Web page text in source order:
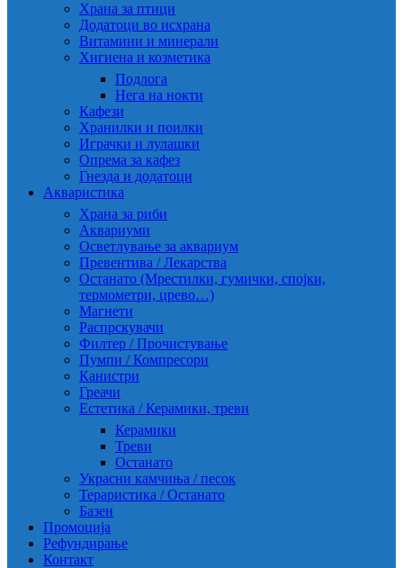
Храна за птици
Додатоци во исхрана
Витамини и минерали
Хигиена и козметика
Подлога
Нега на нокти
Кафези
Хранилки и поилки
Играчки и лулашки
Опрема за кафез
Гнезда и додатоци
Акваристика
Храна за риби
Аквариуми
Осветлување за аквариум
Превентива / Лекарства
Останато (Мрестилки, гумички, спојки,
термометри, црево…)
Магнети
Распрскувачи
Филтер / Прочистување
Пумпи / Компресори
Канистри
Греачи
Естетика / Керамики, треви
Керамики
Треви
Останато
Украсни камчиња / песок
Тераристика / Останато
Базен
Промоција
Рефундирање
Контакт